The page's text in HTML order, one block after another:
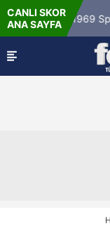
CANLI SKOR
ANA SAYFA
Mardin 1969 Spor